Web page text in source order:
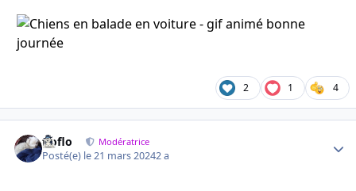
2 1 4
floflo Modératrice
Posté(e) le 21 mars 20242 a